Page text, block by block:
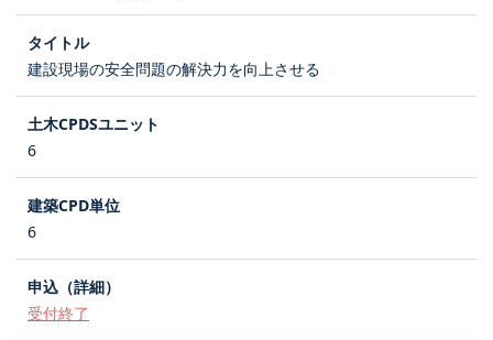
建設現場の安全問題の解決力を向上させる
6
6
受付終了